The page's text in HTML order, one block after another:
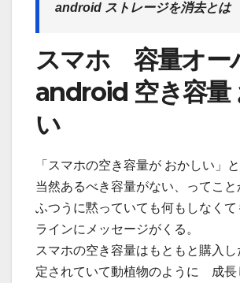
android ストレージを消去とは
スマホ 容量オー
android 空き容量
い
「スマホの空き容量が おかしい」
当然あるべき容量がない、ってこと
ふつうに黙っていても何もしなく
ラインにメッセージがくる。
スマホの空き容量はもともと購入
定されていて動植物のように 成長